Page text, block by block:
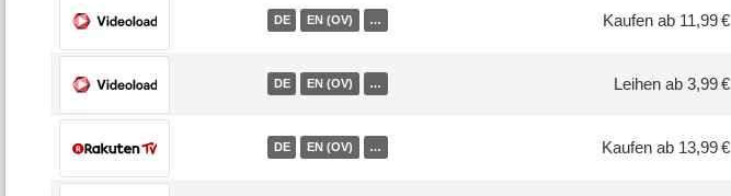
DE EN (OV) … Kaufen ab 11,99 €
DE EN (OV) … Leihen ab 3,99 €
DE EN (OV) … Kaufen ab 13,99 €